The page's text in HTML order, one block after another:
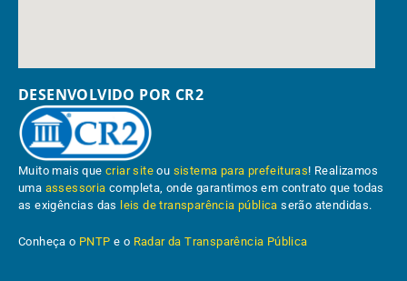
DESENVOLVIDO POR CR2
Muito mais quecriar site ou sistema para prefeituras! Realizamos
uma assessoria completa, onde garantimos em contrato que todas
as exigências das leis de transparência pública serão atendidas.
Conheça o PNTP e o Radar da Transparência Pública